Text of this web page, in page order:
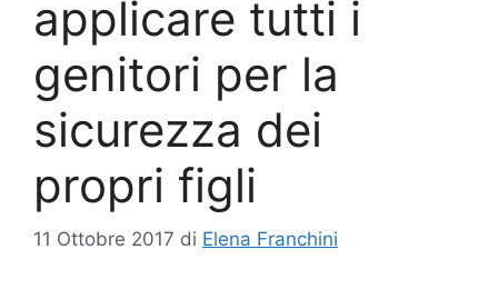
applicare tutti i
genitori per la
sicurezza dei
propri figli
11 Ottobre 2017 di Elena Franchini